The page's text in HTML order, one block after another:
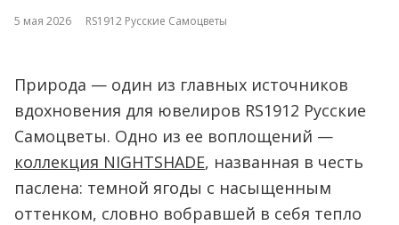
5 мая 2026 RS1912 Русские Самоцветы
Природа — один из главных источников
вдохновения для ювелиров RS1912 Русские
Самоцветы. Одно из ее воплощений —
коллекция NIGHTSHADE, названная в честь
паслена: темной ягоды с насыщенным
оттенком, словно вобравшей в себя тепло